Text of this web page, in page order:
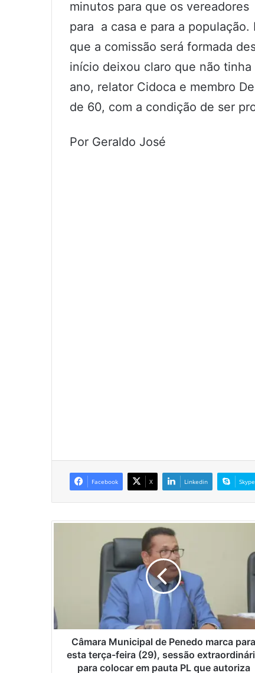
minutos para que os
para a casa e para a
que a comissão será formada
início deixou claro que não
ano, relator Cidoca e membro
de 60, com a condição de ser
Por Geraldo José
Facebook X Linkedin Skype
u
n
Câmara Municipal de Penedo marca para
esta terça-feira (29), sessão
para colocar em pauta PL que autoriza